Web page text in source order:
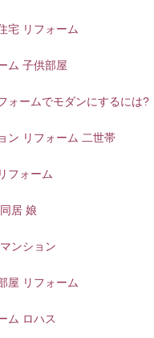
宅 リフォーム
ム 子供部屋
ォームでモダンにするには?
ン リフォーム 二世帯
フォーム
居 娘
ンション
屋 リフォーム
ム ロハス